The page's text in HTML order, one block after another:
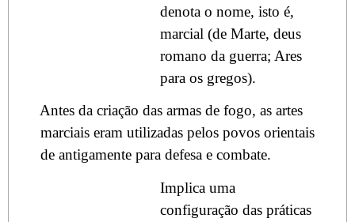
denota o nome, isto é,
marcial (de Marte, deus
romano da guerra; Ares
para os gregos).
Antes da criação das armas de fogo, as artes
marciais eram utilizadas pelos povos orientais
de antigamente para defesa e combate.
Implica uma
configuração das práticas